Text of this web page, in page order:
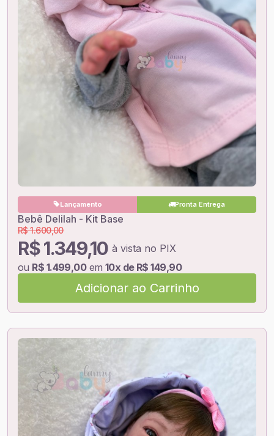
Lançamento Pronta Entrega
Bebê Delilah - Kit Base
R$ 1.349,10 à vista no PIX
R$ 1.600,00
ou R$ 1.499,00em 10x de R$ 149,90
Adicionar ao Carrinho